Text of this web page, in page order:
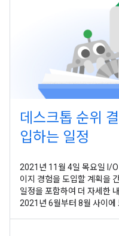
데스크톱 순위
입하는 일정
2021년 11월 4일 목요일 I/
이지 경험을 도입할 계획을
일정을 포함하여 더 자세한
2021년 6월부터 8월 사이에